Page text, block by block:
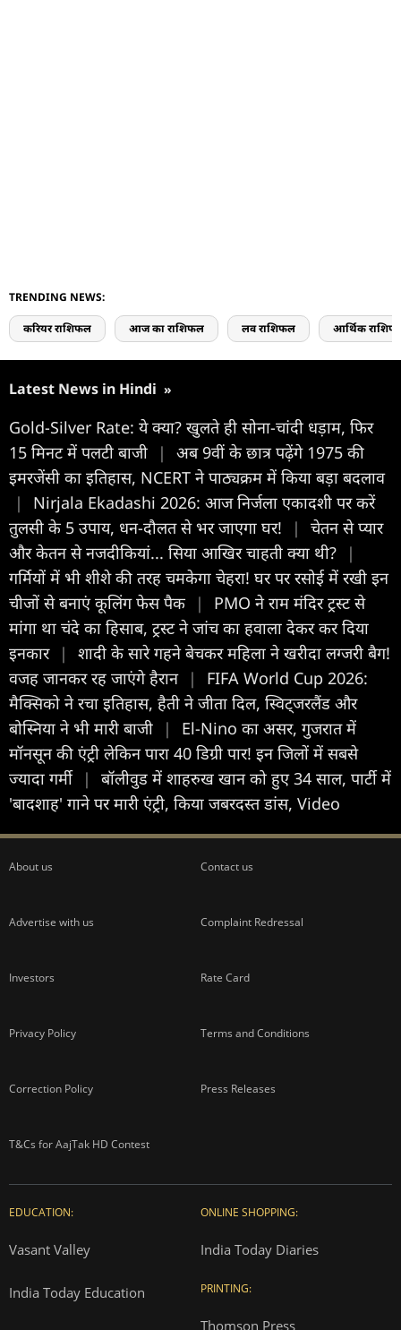
TRENDING NEWS:
करियर राशिफल आज का राशिफल लव राशिफल आर्थिक
Latest News in Hindi »
Gold-Silver Rate: ये क्या? खुलते ही सोना-चांदी धड़ाम, फिर
15 मिनट में पलटी बाजी
|
अब 9वीं के छात्र पढ़ेंगे 1975 की
इमरजेंसी का इतिहास, NCERT ने पाठ्यक्रम में किया बड़ा बदलाव
|
Nirjala Ekadashi 2026: आज निर्जला एकादशी पर करें
तुलसी के 5 उपाय, धन-दौलत से भर जाएगा घर!
|
चेतन से प्यार
और केतन से नजदीकियां... सिया आखिर चाहती क्या थी?
|
गर्मियों में भी शीशे की तरह चमकेगा चेहरा! घर पर रसोई में रखी इन
चीजों से बनाएं कूलिंग फेस पैक
|
PMO ने राम मंदिर ट्रस्ट से
मांगा था चंदे का हिसाब, ट्रस्ट ने जांच का हवाला देकर कर दिया
इनकार |
शादी के सारे गहने बेचकर महिला ने खरीदा लग्जरी बैग!
वजह जानकर रह जाएंगे हैरान |
FIFA World Cup 2026:
मैक्सिको ने रचा इतिहास, हैती ने जीता दिल, स्विट्जरलैंड और
बोस्निया ने भी मारी बाजी
|
El-Nino का असर, गुजरात में
मॉनसून की एंट्री लेकिन पारा 40 डिग्री पार! इन जिलों में सबसे
ज्यादा गर्मी |
बॉलीवुड में शाहरुख खान को हुए 34 साल, पार्टी में
'बादशाह' गाने पर मारी एंट्री, किया जबरदस्त डांस, Video
About us Contact us
Advertise with us Complaint Redressal
Investors Rate Card
Privacy Policy Terms and Conditions
Correction Policy Press Releases
T&Cs for AajTak HD Contest
EDUCATION:
Vasant Valley
India Today Education
ONLINE SHOPPING:
India Today Diaries
PRINTING:
Thomson Press